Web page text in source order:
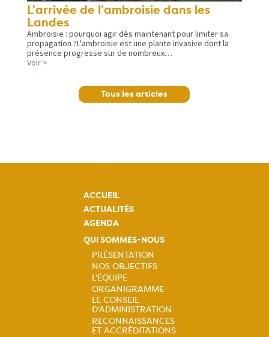
L'arrivée de l'ambroisie dans les
Landes
Ambroisie : pourquoi agir dès maintenant pour limiter sa
propagation ?L'ambroisie est une plante invasive dont la
présence progresse sur de nombreux…
Voir >
Tous les articles
ACCUEIL
ACTUALITÉS
AGENDA
QUI SOMMES-NOUS
Navigation
principale
PRÉSENTATION
NOS OBJECTIFS
L'ÉQUIPE
ORGANIGRAMME
LE CONSEIL
D'ADMINISTRATION
RECONNAISSANCES
ET ACCRÉDITATIONS